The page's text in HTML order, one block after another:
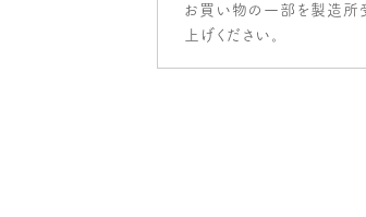
お買い物の一部を製造所
上げください。